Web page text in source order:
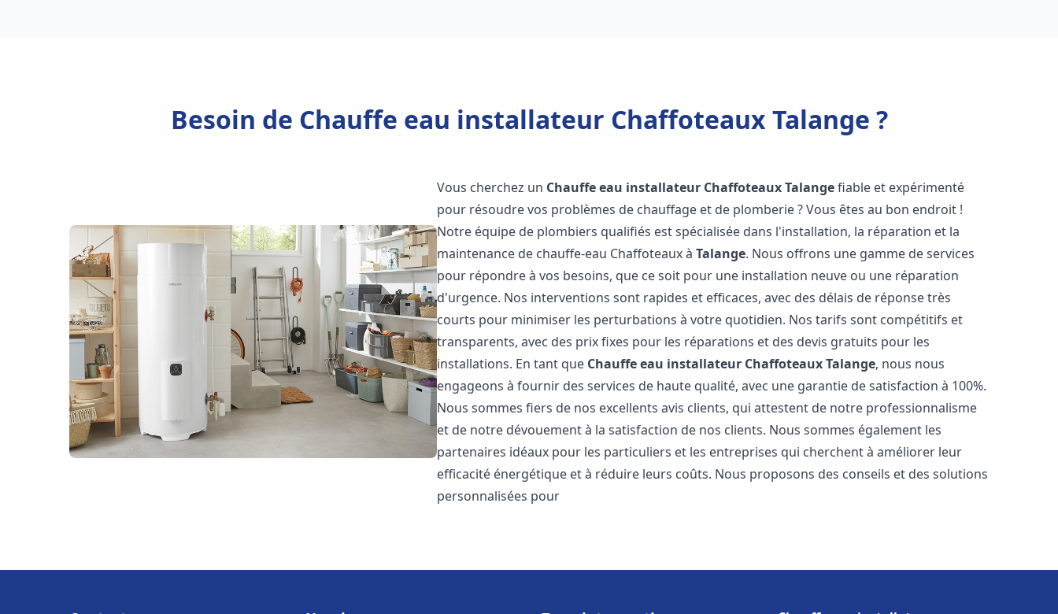
Besoin de Chauffe eau installateur Chaffoteaux Talange ?
Vous cherchez un Chauffe eau installateur ChaffoteauxTalangefiable et expérimenté
pour résoudre vos problèmes de chauffage et de plomberie ? Vous êtes au bon endroit !
Notre équipe de plombiers qualifiés est spécialisée dans l'installation, la réparation et la
maintenance de chauffe-eau Chaffoteaux àTalange. Nous offrons une gamme de services
pour répondre à vos besoins, que ce soit pour une installation neuve ou une réparation
d'urgence. Nos interventions sont rapides et efficaces, avec des délais de réponse très
courts pour minimiser les perturbations à votre quotidien. Nos tarifs sont compétitifs et
transparents, avec des prix fixes pour les réparations et des devis gratuits pour les
installations. En tant que Chauffe eau installateur ChaffoteauxTalange, nous nous
engageons à fournir des services de haute qualité, avec une garantie de satisfaction à 100%.
Nous sommes fiers de nos excellents avis clients, qui attestent de notre professionnalisme
et de notre dévouement à la satisfaction de nos clients. Nous sommes également les
partenaires idéaux pour les particuliers et les entreprises qui cherchent à améliorer leur
efficacité énergétique et à réduire leurs coûts. Nous proposons des conseils et des solutions
personnalisées pour